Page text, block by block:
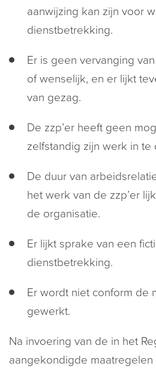
aanwijzing kan zijn voor
dienstbetrekking.
Er is geen vervanging
of wenselijk, en er lijkt
van gezag.
De zzp’er heeft geen
zelfstandig zijn werk in te
De duur van
het werk van de zzp’er
de organisatie.
Er lijkt sprake van een
dienstbetrekking.
Er wordt niet conform de
gewerkt.
Na invoering van de in het
aangekondigde maatregelen